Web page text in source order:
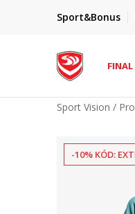
Sport&Bonus
FINAL
Sport Vision
-10% KÓD: